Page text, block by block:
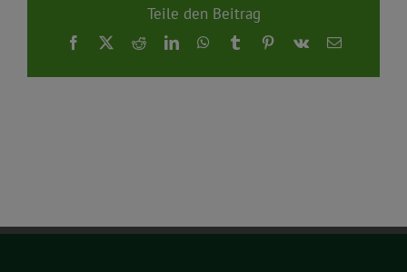
Teile den Beitrag
Facebook
X RedditLinkedInWhatsApp
TumblrPinterest
Vk
E-